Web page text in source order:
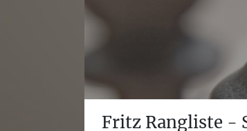
Fritz Rangliste -